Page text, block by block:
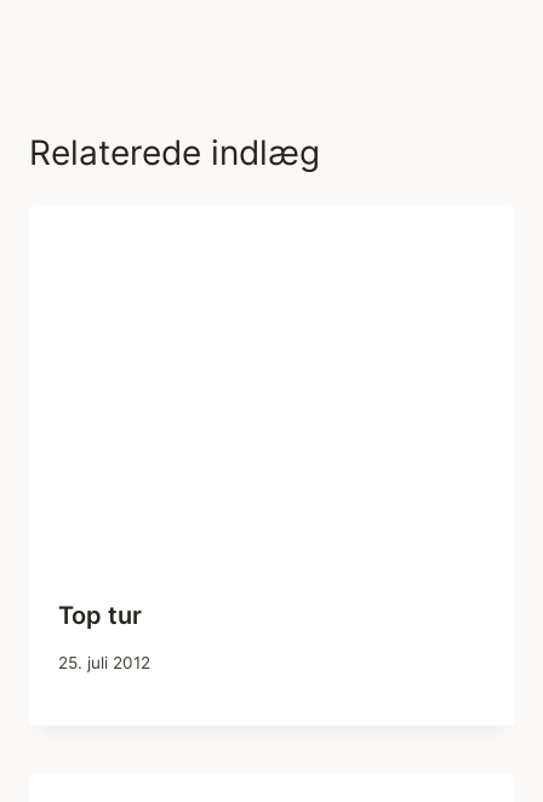
Relaterede indlæg
Top tur
25. juli 2012